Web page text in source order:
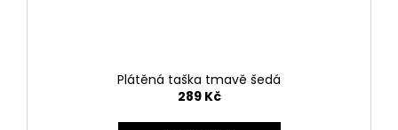
Plátěná taška tmavě šedá
289 Kč